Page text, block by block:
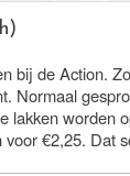
bij de Action.
Normaal
lakken worden
€2,25. Dat